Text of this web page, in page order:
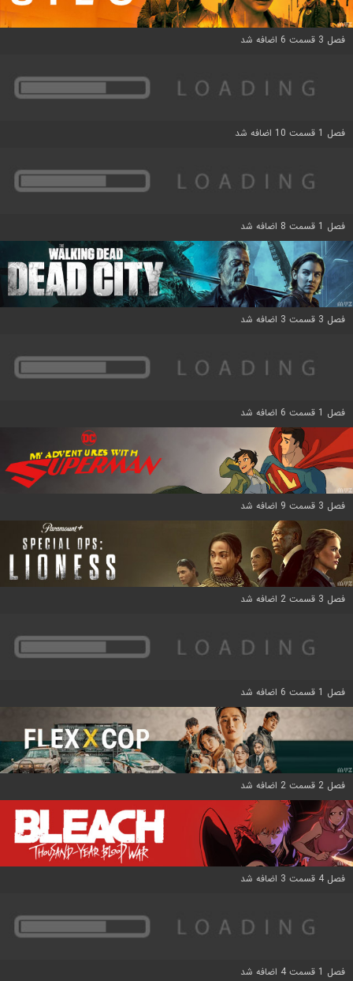
فصل 3 قسمت 6 اضافه شد
فصل 1 قسمت 10 اضافه شد
فصل 1 قسمت 8 اضافه شد
فصل 3 قسمت 3 اضافه شد
فصل 1 قسمت 6 اضافه شد
فصل 3 قسمت 9 اضافه شد
فصل 3 قسمت 2 اضافه شد
فصل 1 قسمت 6 اضافه شد
فصل 2 قسمت 2 اضافه شد
فصل 4 قسمت 3 اضافه شد
فصل 1 قسمت 4 اضافه شد